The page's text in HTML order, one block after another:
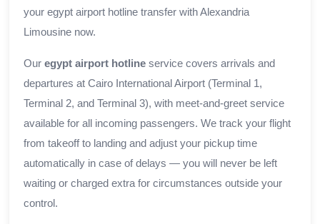
your egypt airport hotline transfer with Alexandria
Limousine now.
Our egypt airport hotline service covers arrivals and
departures at Cairo International Airport (Terminal 1,
Terminal 2, and Terminal 3), with meet-and-greet service
available for all incoming passengers. We track your flight
from takeoff to landing and adjust your pickup time
automatically in case of delays — you will never be left
waiting or charged extra for circumstances outside your
control.